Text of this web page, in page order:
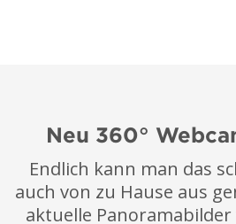
Neu 360°
Endlich kann man das
auch von zu Hause aus
aktuelle